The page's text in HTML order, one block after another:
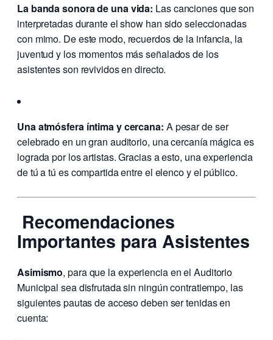
La banda sonora de una vida: Las canciones que son
interpretadas durante el show han sido seleccionadas
con mimo. De este modo, recuerdos de la infancia, la
juventud y los momentos más señalados de los
asistentes son revividos en directo.
Una atmósfera íntima y cercana: A pesar de ser
celebrado en un gran auditorio, una cercanía mágica es
lograda por los artistas. Gracias a esto, una experiencia
de tú a tú es compartida entre el elenco y el público.
Recomendaciones
Importantes para Asistentes
Asimismo, para que la experiencia en el Auditorio
Municipal sea disfrutada sin ningún contratiempo, las
siguientes pautas de acceso deben ser tenidas en
cuenta: